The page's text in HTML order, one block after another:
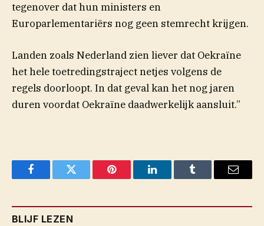
tegenover dat hun ministers en
Europarlementariërs nog geen stemrecht krijgen.
Landen zoals Nederland zien liever dat Oekraïne
het hele toetredingstraject netjes volgens de
regels doorloopt. In dat geval kan het nog jaren
duren voordat Oekraïne daadwerkelijk aansluit.”
FacebookTwitter Pinterest LinkedInTumblr Email
BLIJF LEZEN